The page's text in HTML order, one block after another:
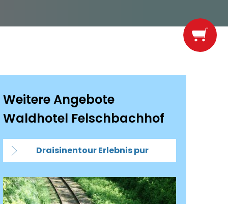
Weitere Angebote
Waldhotel Felschbachhof
Draisinentour Erlebnis pur